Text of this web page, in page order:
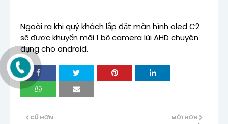
Ngoài ra khi quý khách lắp đặt màn hình oled C2
sẽ được khuyến mãi 1 bộ camera lùi AHD chuyên
dụng cho android.
MỚI HƠN
CŨ HƠN